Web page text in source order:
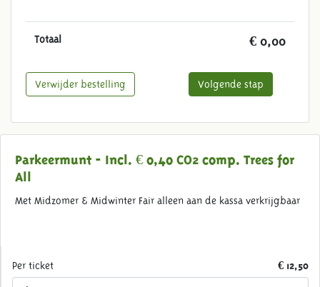
Parkeermunt - Incl. € 0,40 CO2 comp. Trees for
All
Met Midzomer & Midwinter Fair alleen aan de kassa verkrijgbaar
Per ticket € 12,50
Totaal € 0,00
Volgende stap
Verwijder bestelling